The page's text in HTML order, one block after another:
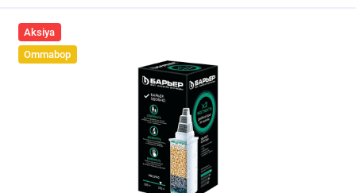
Aksiya
Ommabop